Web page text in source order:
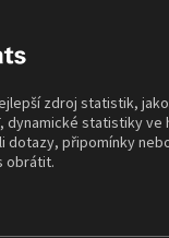
zdroj statistik,
dynamické statistiky ve
dotazy, připomínky
obrátit.